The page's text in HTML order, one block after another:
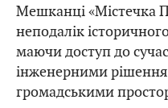
Мешканці «Містечка
неподалік
маючи доступ до
інженерними
громадськими